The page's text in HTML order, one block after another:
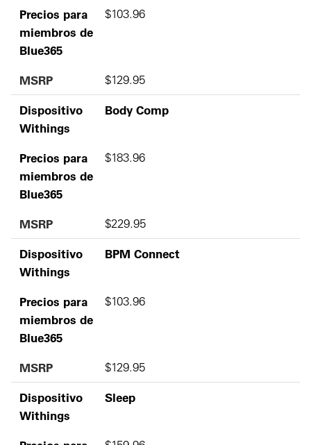
Precios para
miembros de
Blue365
$103.96
MSRP $129.95
Dispositivo
Withings
Body Comp
Precios para
miembros de
Blue365
$183.96
MSRP $229.95
Dispositivo
Withings
BPM Connect
Precios para
miembros de
Blue365
$103.96
MSRP $129.95
Dispositivo
Withings
Sleep